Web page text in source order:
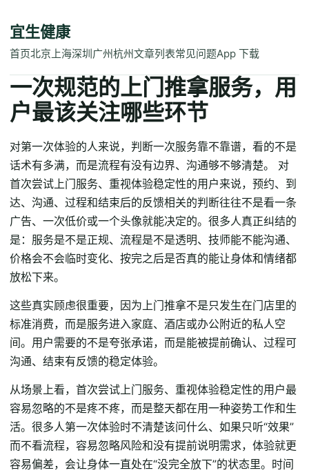
宜生健康
首页北京 上海深圳广州杭州文章列表常见问题App 下载
一次规范的上门推拿服务，用
户最该关注哪些环节
对第一次体验的人来说，判断一次服务靠不靠谱，看的不是
话术有多满，而是流程有没有边界、沟通够不够清楚。 对
首次尝试上门服务、重视体验稳定性的用户来说，预约、到
达、沟通、过程和结束后的反馈相关的判断往往不是看一条
广告、一次低价或一个头像就能决定的。很多人真正纠结的
是：服务是不是正规、流程是不是透明、技师能不能沟通、
价格会不会临时变化、按完之后是否真的能让身体和情绪都
放松下来。
这些真实顾虑很重要，因为上门推拿不是只发生在门店里的
标准消费，而是服务进入家庭、酒店或办公附近的私人空
间。用户需要的不是夸张承诺，而是能被提前确认、过程可
沟通、结束有反馈的稳定体验。
从场景上看，首次尝试上门服务、重视体验稳定性的用户最
容易忽略的不是疼不疼，而是整天都在用一种姿势工作和生
活。很多人第一次体验时不清楚该问什么、如果只听“效果”
而不看流程，容易忽略风险和没有提前说明需求，体验就更
容易偏差，会让身体一直处在“没完全放下”的状态里。时间